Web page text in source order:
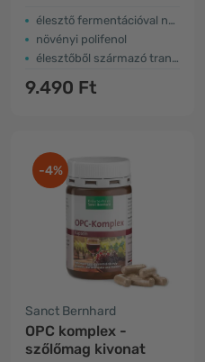
élesztő fermentációval nyerik
növényi polifenol
élesztőből származó transz-rezveratrol
9.490 Ft
-4%
Sanct Bernhard
OPC komplex -
szőlőmag kivonat